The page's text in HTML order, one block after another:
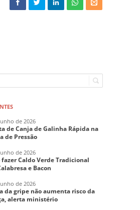
de 2026
de Canja de Galinha Rápida na
de Pressão
de 2026
fazer Caldo Verde Tradicional
e Bacon
de 2026
da gripe não aumenta risco da
alerta ministério